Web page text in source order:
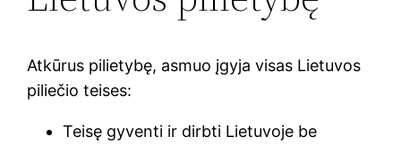
Atkūrus pilietybę, asmuo įgyja visas Lietuvos
piliečio teises:
Teisę gyventi ir dirbti Lietuvoje be